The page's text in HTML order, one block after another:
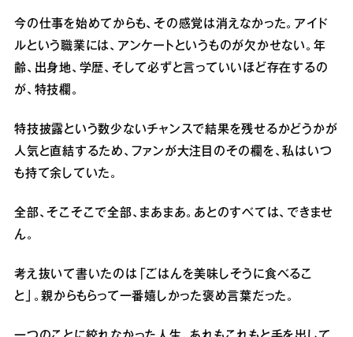
今の仕事を始めてからも、その感覚は消えなかった。アイド
ルという職業には、アンケートというものが欠かせない。年
齢、出身地、学歴、そして必ずと言っていいほど存在するの
が、特技欄。
特技披露という数少ないチャンスで結果を残せるかどうかが
人気と直結するため、ファンが大注目のその欄を、私はいつ
も持て余していた。
全部、そこそこで全部、まあまあ。あとのすべては、できませ
ん。
考え抜いて書いたのは「ごはんを美味しそうに食べるこ
と」。親からもらって一番嬉しかった褒め言葉だった。